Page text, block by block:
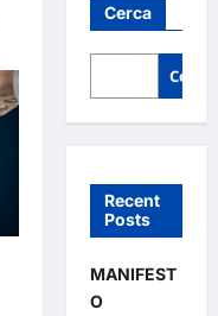
Cerca
Cerca
Recent
Posts
MANIFEST
O